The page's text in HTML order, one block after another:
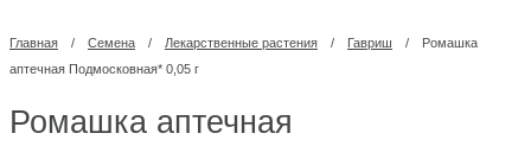
Главная / Семена / Лекарственные растения / Гавриш /
Ромашка
аптечная Подмосковная* 0,05 г
Ромашка аптечная